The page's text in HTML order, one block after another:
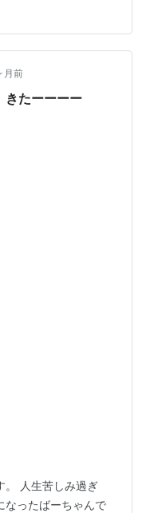
封筒の中に同封さ
配布される条件に該
は長くなるので省略
ない、でしょう(-_-;)
ログ記事…
月前
きたーーーー
。 人生苦しみ過ぎ
なったばーちゃんで